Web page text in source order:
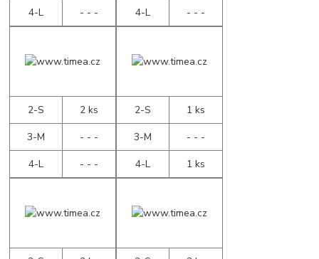
4-L
- - -
4-L
- - -
2-S
2 ks
3-M
- - -
4-L
- - -
2-S
1 ks
3-M
- - -
4-L
1 ks